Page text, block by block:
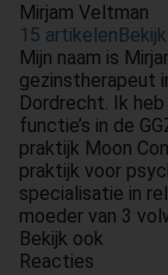
Mirjam Veltman
15 artikelen
Mijn naam is
gezinstherapeut
Dordrecht. Ik
functie’s in de
praktijk Moon
praktijk voor
specialisatie in
moeder van 3
Bekijk ook
Reacties